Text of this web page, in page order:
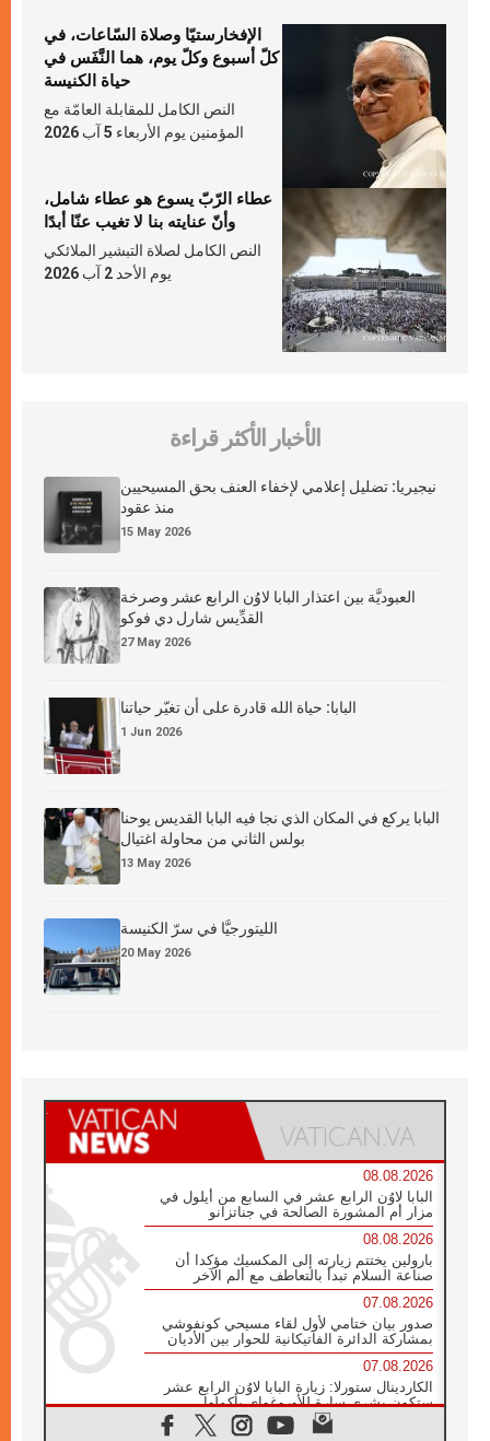
الإفخارستيّا وصلاة السّاعات، في
كلّ أسبوع وكلّ يوم، هما النَّفَس في
حياة الكنيسة
النص الكامل للمقابلة العامّة مع
المؤمنين يوم الأربعاء 5 آب 2026
عطاء الرّبّ يسوع هو عطاء شامل،
وأنّ عنايته بنا لا تغيب عنّا أبدًا
النص الكامل لصلاة التبشير الملائكي
يوم الأحد 2 آب 2026
الأخبار الأكثر قراءة
نيجيريا: تضليل إعلامي لإخفاء العنف بحق المسيحيين
منذ عقود
15 May 2026
العبوديَّة بين اعتذار البابا لاوُن الرابع عشر وصرخة
القدِّيس شارل دي فوكو
27 May 2026
البابا: حياة الله قادرة على أن تغيّر حياتنا
1 Jun 2026
البابا يركع في المكان الذي نجا فيه البابا القديس يوحنا
بولس الثاني من محاولة اغتيال
13 May 2026
الليتورجيَّا في سرّ الكنيسة
20 May 2026
08.08.2026
البابا لاوُن الرابع عشر في السابع من أيلول في
مزار أم المشورة الصالحة في جناتزانو
08.08.2026
بارولين يختتم زيارته إلى المكسيك مؤكدا أن
صناعة السلام تبدأ بالتعاطف مع ألم الآخر
07.08.2026
صدور بيان ختامي لأول لقاء مسيحي كونفوشي
بمشاركة الدائرة الفاتيكانية للحوار بين الأديان
07.08.2026
الكاردينال ستورلا: زيارة البابا لاوُن الرابع عشر
ستكون بشرى سارة للأوروغواي بأكملها